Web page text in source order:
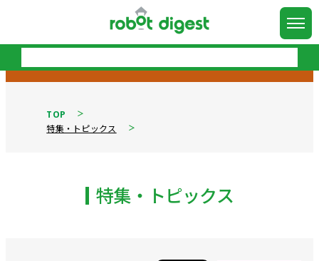
TOP
特集・トピックス
特集・トピックス